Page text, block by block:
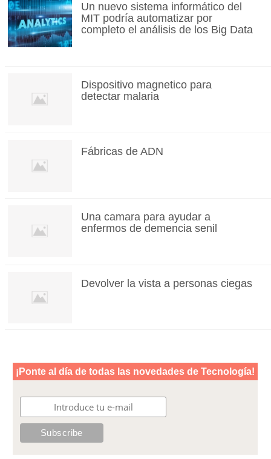
Un nuevo sistema informático del
MIT podría automatizar por
completo el análisis de los Big Data
Dispositivo magnetico para
detectar malaria
Fábricas de ADN
Una camara para ayudar a
enfermos de demencia senil
Devolver la vista a personas ciegas